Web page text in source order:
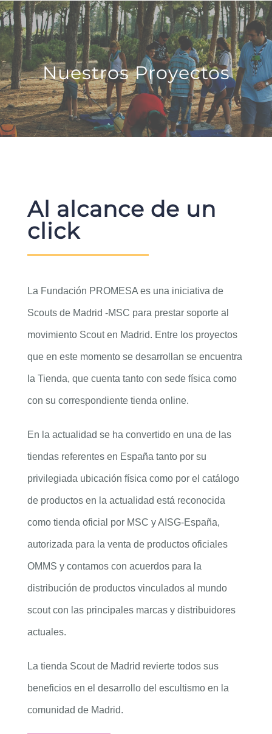
Nuestros Proyectos
Al alcance de un
click
La Fundación PROMESA es una iniciativa de
Scouts de Madrid -MSC para prestar soporte al
movimiento Scout en Madrid. Entre los proyectos
que en este momento se desarrollan se encuentra
la Tienda, que cuenta tanto con sede física como
con su correspondiente tienda online.
En la actualidad se ha convertido en una de las
tiendas referentes en España tanto por su
privilegiada ubicación física como por el catálogo
de productos en la actualidad está reconocida
como tienda oficial por MSC y AISG-España,
autorizada para la venta de productos oficiales
OMMS y contamos con acuerdos para la
distribución de productos vinculados al mundo
scout con las principales marcas y distribuidores
actuales.
La tienda Scout de Madrid revierte todos sus
beneficios en el desarrollo del escultismo en la
comunidad de Madrid.